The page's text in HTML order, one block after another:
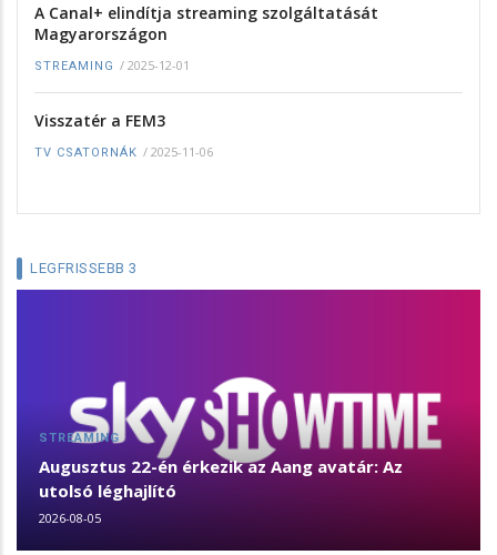
A Canal+ elindítja streaming szolgáltatását
Magyarországon
STREAMING / 2025-12-01
Visszatér a FEM3
TV CSATORNÁK / 2025-11-06
LEGFRISSEBB 3
STREAMING
Augusztus 22-én érkezik az Aang avatár: Az
utolsó léghajlító
2026-08-05